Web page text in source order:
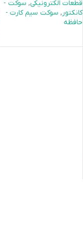
قطعات الکترونیکی, سوكت -
کانکتور , سوکت سیم کارت -
حافظه